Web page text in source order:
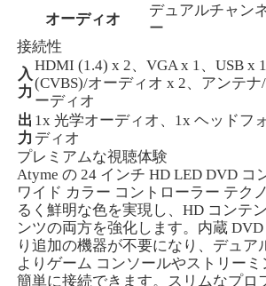
ホーム
オーディオ
デュアルチャン
ー
接続性
入
力
HDMI (1.4) x 2、VGA x 1、USB x
(CVBS)/オーディオ x 2、アンテナ
ーディオ
出
力
1x 光学オーディオ、1x ヘッドフ
ディオ
プレミアムな視聴体験
Atyme の 24 インチ HD LED DVD コ
ワイド カラー コントローラー テク
るく鮮明な色を実現し、HD コンテ
ンツの両方を強化します。内蔵
り追加の機器が不要になり、デュア
よりゲーム コンソールやストリー
簡単に接続できます。スリムなプロ